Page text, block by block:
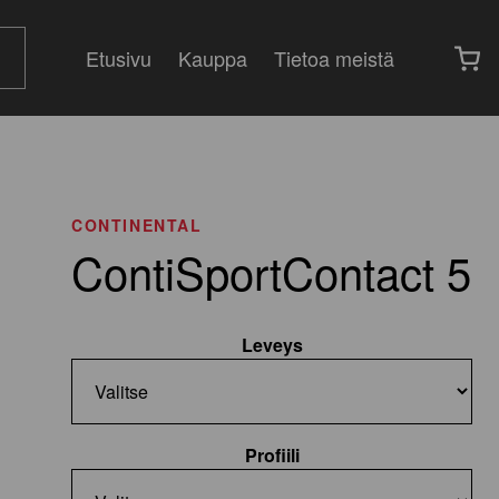
Etusivu Kauppa Tietoa meistä
CONTINENTAL
ContiSportContact 5
Leveys
Profiili